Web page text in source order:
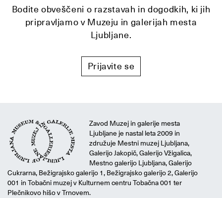
Bodite obveščeni o razstavah in dogodkih, ki jih
pripravljamo v Muzeju in galerijah mesta
Ljubljane.
Prijavite se
Zavod Muzej in galerije mesta
Ljubljane je nastal leta 2009 in
združuje Mestni muzej Ljubljana,
Galerijo Jakopič, Galerijo Vžigalica,
Mestno galerijo Ljubljana, Galerijo
Cukrarna, Bežigrajsko galerijo 1, Bežigrajsko galerijo 2, Galerijo
001 in Tobačni muzej v Kulturnem centru Tobačna 001 ter
Plečnikovo hišo v Trnovem.